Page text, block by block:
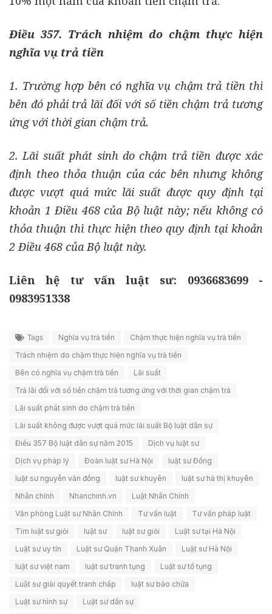
Điều 357. Trách nhiệm do chậm thực hiện
nghĩa vụ trả tiền
1. Trường hợp bên có nghĩa vụ chậm trả tiền thì
bên đó phải trả lãi đối với số tiền chậm trả tương
ứng với thời gian chậm trả.
2. Lãi suất phát sinh do chậm trả tiền được xác
định theo thỏa thuận của các bên nhưng không
được vượt quá mức lãi suất được quy định tại
khoản 1 Điều 468 của Bộ luật này; nếu không có
thỏa thuận thì thực hiện theo quy định tại khoản
2 Điều 468 của Bộ luật này.
Liên hệ tư vấn luật sư: 0936683699 -
0983951338
Tags Nghĩa vụ trả tiền
Chậm thực hiện nghĩa vụ trả tiền
Trách nhiệm do chậm thực hiện nghĩa vụ trả tiền
Bên có nghĩa vụ chậm trả tiền
Lãi suất
Trả lãi đối với số tiền chậm trả tương ứng với thời gian chậm trả
Lãi suất phát sinh do chậm trả tiền
Lãi suất không được vượt quá mức lãi suất Bộ luật dân sự
Điều 357 Bộ luật dân sự năm 2015
Dịch vụ luật sư
Dịch vụ pháp lý
Đoàn luật sư Hà Nội
luật sư Đồng
luật sư nguyễn văn đồng
luật sư khuyên
luật sư hà thị khuyên
Nhân chính
Nhanchinh.vn
Luật Nhân Chính
Văn phòng Luật sư Nhân Chính
Tư vấn luật
Tư vấn pháp luật
Tìm luật sư giỏi
luật sư luật sư giỏi
Luật sư tại Hà Nội
Luật sư uy tín
Luật sư Quận Thanh Xuân
Luật sư Hà Nội
luật sư việt nam
luật sư tranh tụng
Luật sư tố tụng
Luật sư giải quyết tranh chấp
luật sư bào chữa
Luật sư hình sự
Luật sư dân sự